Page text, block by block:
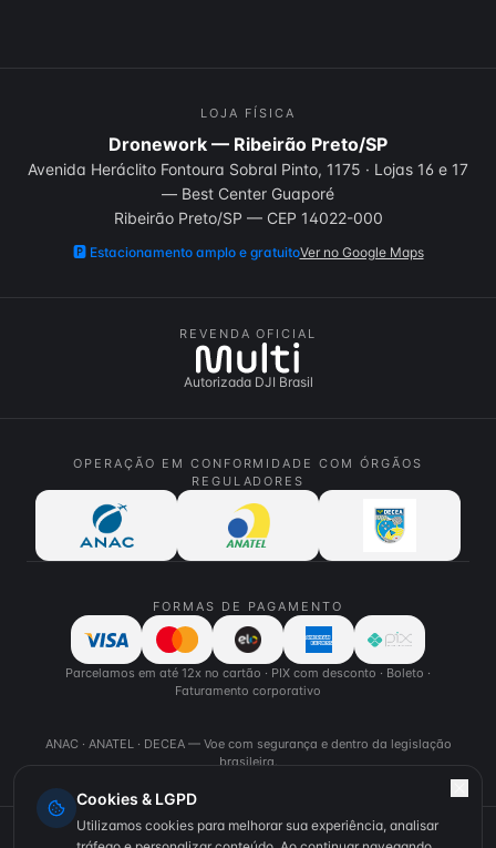
LOJA FÍSICA
Dronework — Ribeirão Preto/SP
Avenida Heráclito Fontoura Sobral Pinto, 1175 · Lojas 16 e 17
— Best Center Guaporé
Ribeirão Preto/SP — CEP 14022-000
🅿️ Estacionamento amplo e gratuitoVer no Google Maps
REVENDA OFICIAL
Autorizada DJI Brasil
OPERAÇÃO EM CONFORMIDADE COM ÓRGÃOS
REGULADORES
FORMAS DE PAGAMENTO
Parcelamos em até 12x no cartão · PIX com desconto · Boleto ·
Faturamento corporativo
ANAC · ANATEL · DECEA — Voe com segurança e dentro da legislação
brasileira.
Brasil — Português
Cookies & LGPD
Utilizamos cookies para melhorar sua experiência, analisar